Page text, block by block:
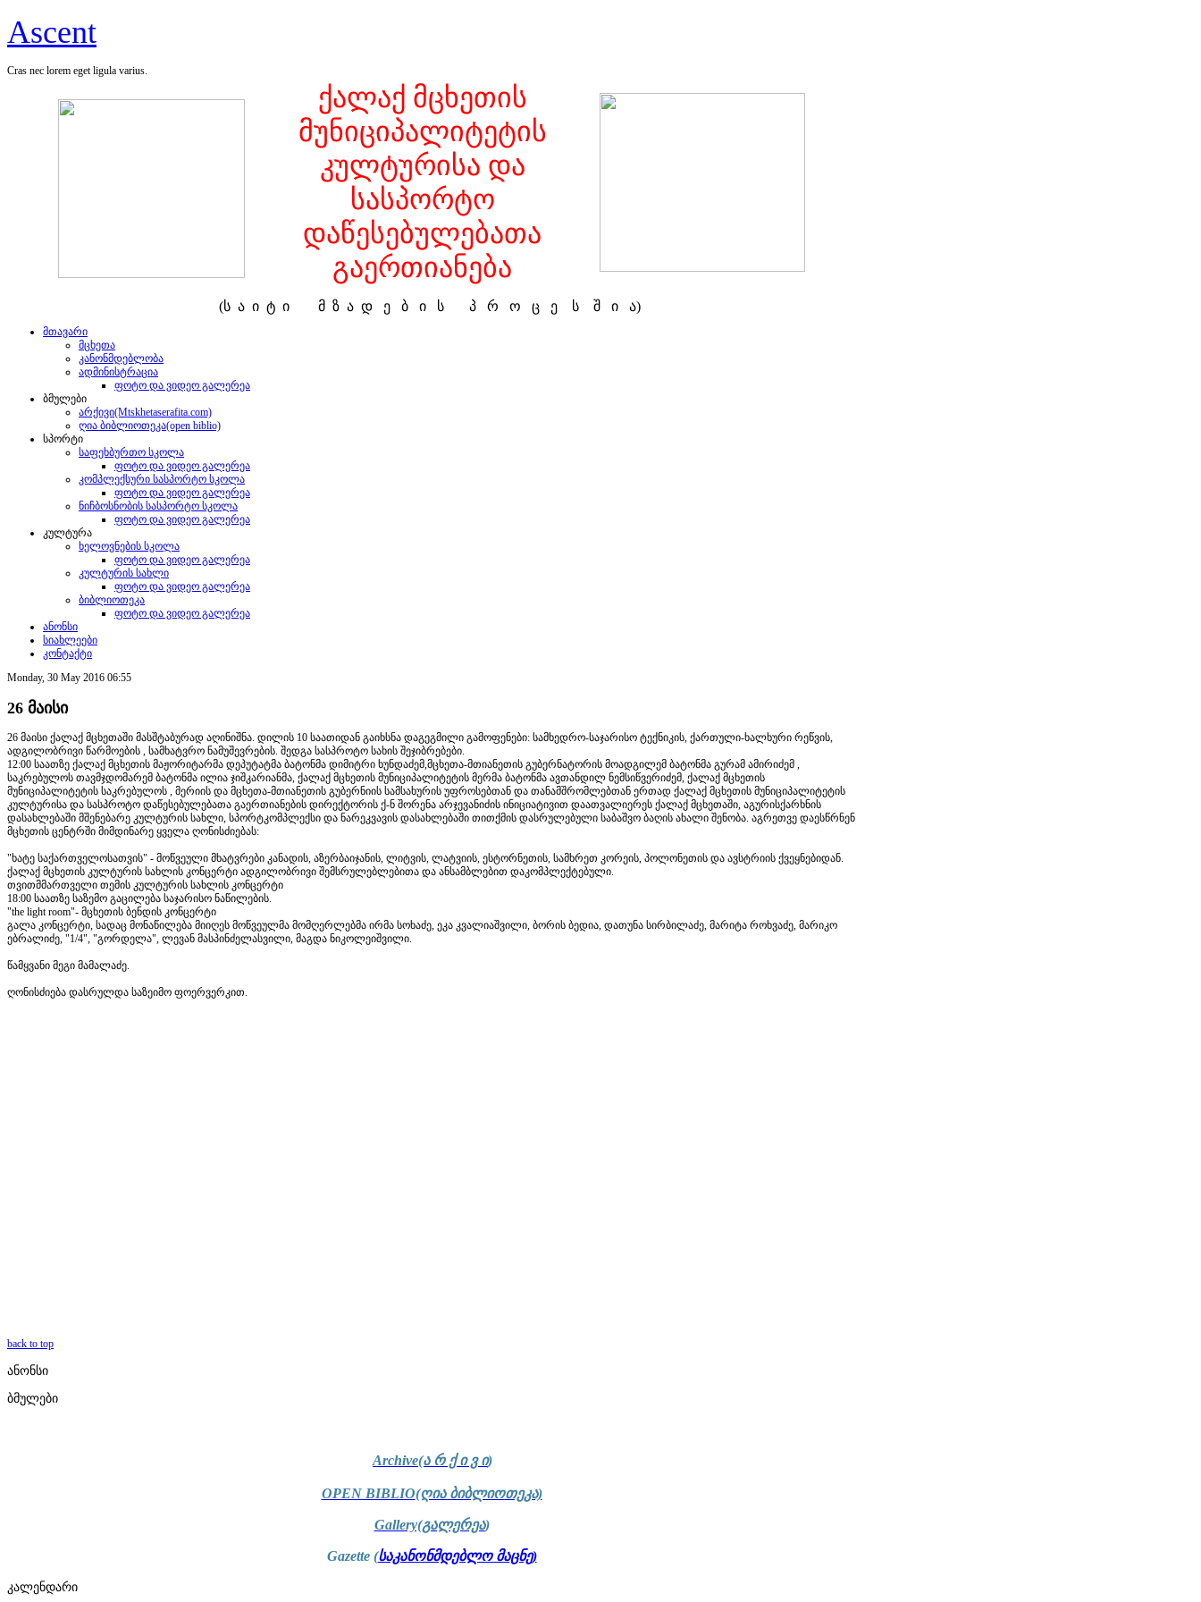
Ascent
Cras nec lorem eget ligula varius.
ქალაქ მცხეთის
მუნიციპალიტეტის
კულტურისა და
სასპორტო
დაწესებულებათა
გაერთიანება
(ს ა ი ტ ი მ ზ ა დ ე ბ ი ს პ რ ო ც ე ს შ ი ა)
მთავარი
მცხეთა
კანონმდებლობა
ადმინისტრაცია
ფოტო და ვიდეო გალერეა
ბმულები
არქივი(Mtskhetaserafita.com)
ღია ბიბლიოთეკა(open biblio)
სპორტი
საფეხბურთო სკოლა
ფოტო და ვიდეო გალერეა
კომპლექსური სასპორტო სკოლა
ფოტო და ვიდეო გალერეა
ნიჩბოსნობის სასპორტო სკოლა
ფოტო და ვიდეო გალერეა
კულტურა
ხელოვნების სკოლა
ფოტო და ვიდეო გალერეა
კულტურის სახლი
ფოტო და ვიდეო გალერეა
ბიბლიოთეკა
ფოტო და ვიდეო გალერეა
ანონსი
სიახლეები
კონტაქტი
Monday, 30 May 2016 06:55
26 მაისი
26 მაისი ქალაქ მცხეთაში მასშტაბურად აღინიშნა. დილის 10 საათიდან გაიხსნა დაგეგმილი გამოფენები: სამხედრო-საჯარისო ტექნიკის, ქართული-ხალხური რეწვის,
ადგილობრივი წარმოების , სამხატვრო ნამუშევრების. შედგა სასპროტო სახის შეჯიბრებები.
12:00 საათზე ქალაქ მცხეთის მაჟორიტარმა დეპუტატმა ბატონმა დიმიტრი ხუნდაძემ,მცხეთა-მთიანეთის გუბერნატორის მოადგილემ ბატონმა გურამ ამირიძემ ,
საკრებულოს თავმჯდომარემ ბატონმა ილია ჯიშკარიანმა, ქალაქ მცხეთის მუნიციპალიტეტის მერმა ბატონმა ავთანდილ ნემსიწვერიძემ, ქალაქ მცხეთის
მუნიციპალიტეტის საკრებულოს , მერიის და მცხეთა-მთიანეთის გუბერნიის სამსახურის უფროსებთან და თანამშრომლებთან ერთად ქალაქ მცხეთის მუნიციპალიტეტის
კულტურისა და სასპროტო დაწესებულებათა გაერთიანების დირექტორის ქ-ნ შორენა არჯევანიძის ინიციატივით დაათვალიერეს ქალაქ მცხეთაში, აგურისქარხნის
დასახლებაში მშენებარე კულტურის სახლი, სპორტკომპლექსი და ნარეკვავის დასახლებაში თითქმის დასრულებული საბაშვო ბაღის ახალი შენობა. აგრეთვე დაესწრნენ
მცხეთის ცენტრში მიმდინარე ყველა ღონისძიებას:
"ხატე საქართველოსათვის" - მოწვეული მხატვრები კანადის, აზერბაიჯანის, ლიტვის, ლატვიის, ესტორნეთის, სამხრეთ კორეის, პოლონეთის და ავსტრიის ქვეყნებიდან.
ქალაქ მცხეთის კულტურის სახლის კონცერტი ადგილობრივი შემსრულებლებითა და ანსამბლებით დაკომპლექტებული.
თვითმმართველი თემის კულტურის სახლის კონცერტი
18:00 საათზე საზემო გაცილება საჯარისო ნაწილების.
"the light room"- მცხეთის ბენდის კონცერტი
გალა კონცერტი, სადაც მონაწილება მიიღეს მოწვეულმა მომღერლებმა ირმა სოხაძე, ეკა კვალიაშვილი, ბორის ბედია, დათუნა სირბილაძე, მარიტა როხვაძე, მარიკო
ებრალიძე, "1/4", "გორდელა", ლევან მასპინძელასვილი, მაგდა ნიკოლეიშვილი.
წამყვანი მეგი მამალაძე.
ღონისძიება დასრულდა საზეიმო ფოერვერკით.
back to top
ანონსი
ბმულები
Archive(ა რ ქ ი ვ ი)
OPEN BIBLIO(ღია ბიბლიოთეკა)
Gallery(გალერეა)
Gazette (საკანონმდებლო მაცნე)
კალენდარი